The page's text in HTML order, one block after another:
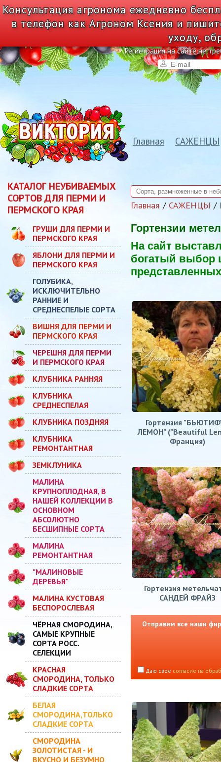
Консультация агронома ежедневно
в телефон как Агроном Ксения и
уходу,
Регистрация на сайте не
Главная САЖЕНЦЫ
КАТАЛОГ НЕУБИВАЕМЫХ
СОРТОВ ДЛЯ ПЕРМИ И
ПЕРМСКОГО КРАЯ
ГРУШИ ДЛЯ ПЕРМИ И
ПЕРМСКОГО КРАЯ
ЯБЛОНИ ДЛЯ ПЕРМИ И
ПЕРМСКОГО КРАЯ
ГОЛУБИКА,
ИСКЛЮЧИТЕЛЬНО
РАННИЕ И
СРЕДНЕСПЕЛЫЕ СОРТА
ВИШНЯ ДЛЯ ПЕРМИ И
ПЕРМСКОГО КРАЯ
ЧЕРЕШНЯ ДЛЯ ПЕРМИ
И ПЕРМСКОГО КРАЯ
КЛУБНИКА РАННЯЯ
КЛУБНИКА
СРЕДНЕСПЕЛАЯ
КЛУБНИКА ПОЗДНЯЯ
КЛУБНИКА
РЕМОНТАНТНАЯ
ЗЕМКЛУНИКА
МАЛИНА
КРУПНОПЛОДНАЯ, В
НАШЕЙ КОЛЛЕКЦИИ В
ОСНОВНОМ
АБСОЛЮТНО
БЕСШИПНЫЕ СОРТА
МАЛИНА
РЕМОНТАНТНАЯ
"МАЛИНОВЫЕ
ДЕРЕВЬЯ"
МАЛИНА КУСТОВАЯ
БЕСПОРОСЛЕВАЯ
ЧЁРНАЯ СМОРОДИНА,
САМЫЕ КРУПНЫЕ
СОРТА РОСС.
СЕЛЕКЦИИ
КРАСНАЯ
СМОРОДИНА, ТОЛЬКО
СЛАДКИЕ СОРТА
БЕЛАЯ
СМОРОДИНА,ТОЛЬКО
СЛАДКИЕ СОРТА
СМОРОДИНА
ЗОЛОТИСТАЯ - И
ВКУСНО И БЕЗУМНО
Главная САЖЕНЦЫ
Гортензии
На сайт
богатый выбор
Гортензия
ЛЕМОН" ("Beautiful
Франция)
Гортензия
САНДЕЙ ФРАЙЗ
Отправим все наши
Даю свое согласие на